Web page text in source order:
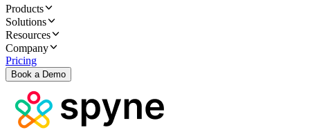
Products
Solutions
Resources
Company
Pricing
Book a Demo